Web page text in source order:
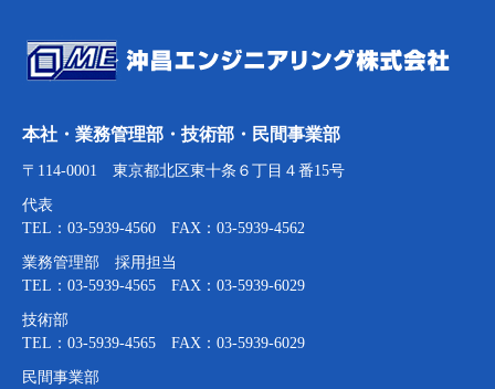
本社・業務管理部・技術部・民間事業部
〒114-0001 東京都北区東十条６丁目４番15号
代表
TEL：03-5939-4560 FAX：03-5939-4562
業務管理部 採用担当
TEL：03-5939-4565 FAX：03-5939-6029
技術部
TEL：03-5939-4565 FAX：03-5939-6029
民間事業部